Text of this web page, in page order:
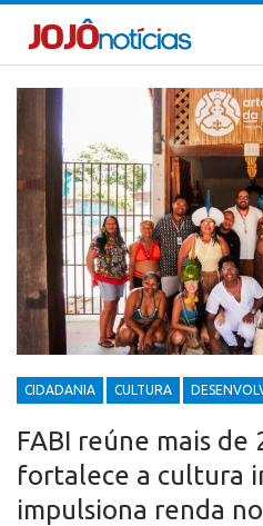
CIDADANIA CULTURA
FABI reúne mais de
fortalece a cultura
impulsiona renda